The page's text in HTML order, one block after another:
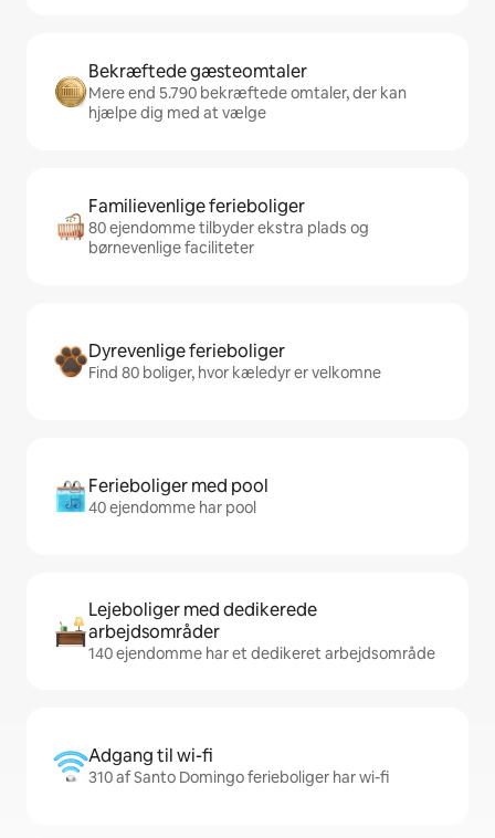
Bekræftede gæsteomtaler
Mere end 5.790 bekræftede omtaler, der kan
hjælpe dig med at vælge
Familievenlige ferieboliger
80 ejendomme tilbyder ekstra plads og
børnevenlige faciliteter
Dyrevenlige ferieboliger
Find 80 boliger, hvor kæledyr er velkomne
Ferieboliger med pool
40 ejendomme har pool
Lejeboliger med dedikerede
arbejdsområder
140 ejendomme har et dedikeret arbejdsområde
Adgang til wi-fi
310 af Santo Domingo ferieboliger har wi-fi